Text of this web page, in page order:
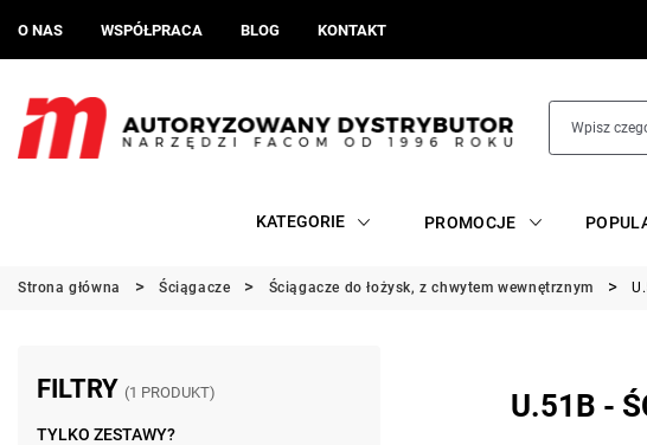
O NAS WSPÓŁPRACA BLOG KONTAKT
KATEGORIE PROMOCJE
Strona główna Ściągacze Ściągacze do łożysk, z chwytem wewnętrznym
FILTRY (1 PRODUKT)
TYLKO ZESTAWY?
U.51B -